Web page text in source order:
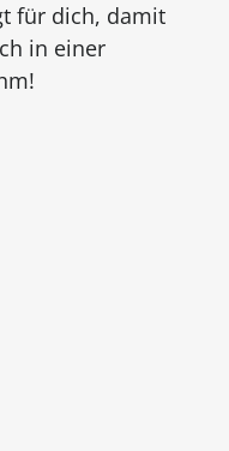
für dich, damit
in einer